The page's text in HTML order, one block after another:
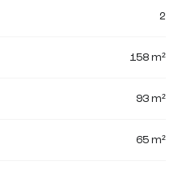
2
158 m²
93 m²
65 m²